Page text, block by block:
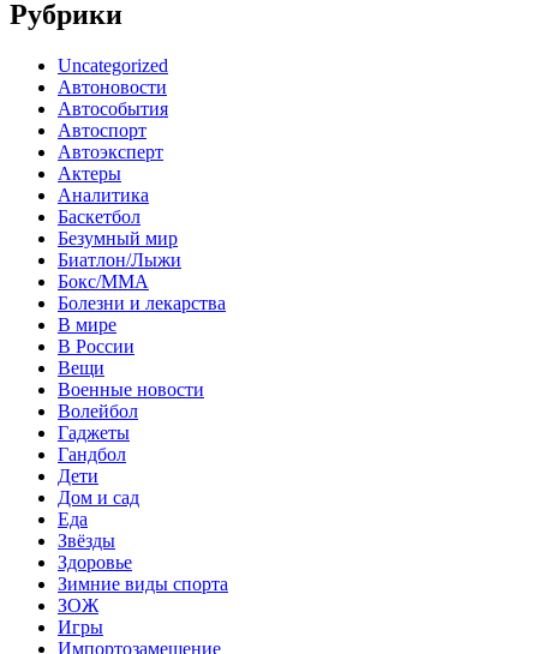
Рубрики
Uncategorized
Автоновости
Автособытия
Автоспорт
Автоэксперт
Актеры
Аналитика
Баскетбол
Безумный мир
Биатлон/Лыжи
Бокс/MMA
Болезни и лекарства
В мире
В России
Вещи
Военные новости
Волейбол
Гаджеты
Гандбол
Дети
Дом и сад
Еда
Звёзды
Здоровье
Зимние виды спорта
ЗОЖ
Игры
Импортозамещение